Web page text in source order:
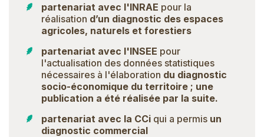
partenariat avec l'INRAE pour la
réalisation d’un diagnostic des espaces
agricoles, naturels et forestiers
partenariat avec l'INSEE pour
l'actualisation des données statistiques
nécessaires à l'élaboration du diagnostic
socio-économique du territoire ; une
publication a été réalisée par la suite.
partenariat avec la CCi qui a permis un
diagnostic commercial